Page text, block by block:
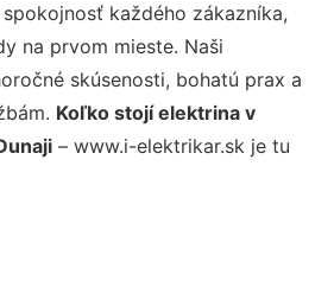
každého zákazníka,
na prvom mieste. Naši
skúsenosti, bohatú prax a
Koľko stojí elektrina v
– www.i-elektrikar.sk je tu